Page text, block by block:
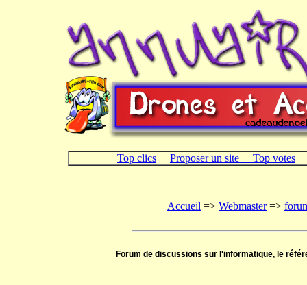
Top clics Proposer un site Top votes
Accueil => Webmaster=>
Forum de discussions sur l'informatique, le